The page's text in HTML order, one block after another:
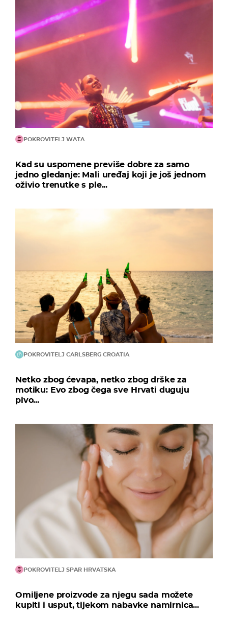
POKROVITELJ WATA
Kad su uspomene previše dobre za samo
jedno gledanje: Mali uređaj koji je još jednom
oživio trenutke s ple...
POKROVITELJ CARLSBERG CROATIA
Netko zbog ćevapa, netko zbog drške za
motiku: Evo zbog čega sve Hrvati duguju
pivo...
POKROVITELJ SPAR HRVATSKA
Omiljene proizvode za njegu sada možete
kupiti i usput, tijekom nabavke namirnica...